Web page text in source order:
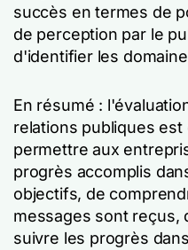
succès en termes de
de perception par le
d'identifier les
En résumé :
relations publiques
permettre aux
progrès accomplis
objectifs, de
messages sont reçus,
suivre les progrès